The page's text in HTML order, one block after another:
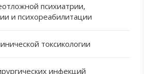
психиатрии,
и психореабилитации
токсикологии
инфекций